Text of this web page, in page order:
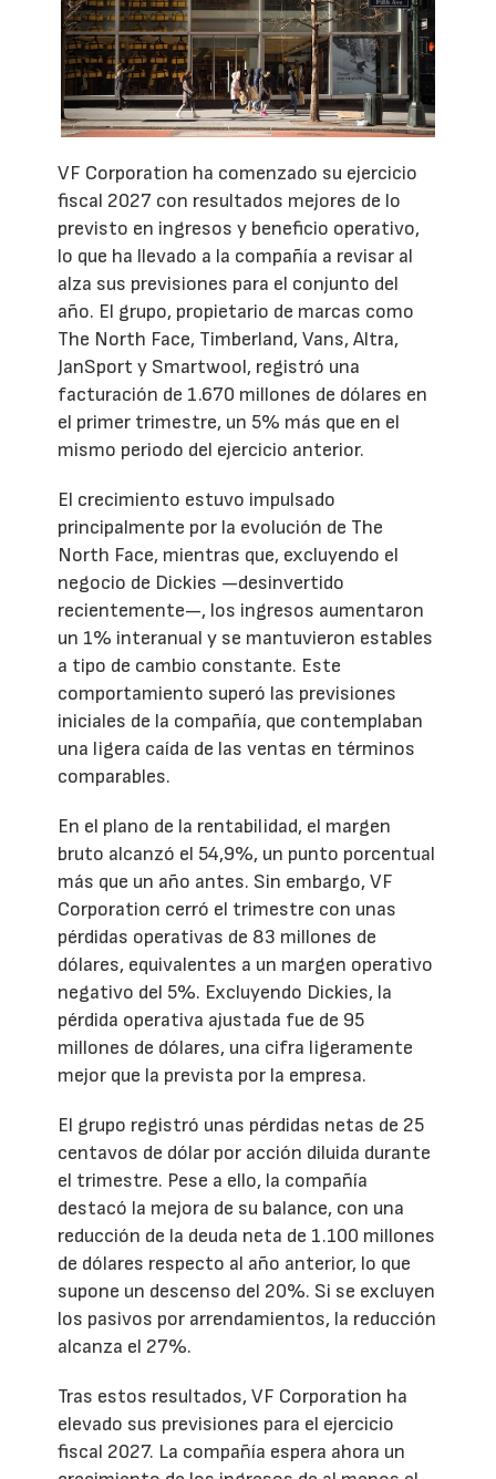
VF Corporation ha comenzado su ejercicio
fiscal 2027 con resultados mejores de lo
previsto en ingresos y beneficio operativo,
lo que ha llevado a la compañía a revisar al
alza sus previsiones para el conjunto del
año. El grupo, propietario de marcas como
The North Face, Timberland, Vans, Altra,
JanSport y Smartwool, registró una
facturación de 1.670 millones de dólares en
el primer trimestre, un 5% más que en el
mismo periodo del ejercicio anterior.
El crecimiento estuvo impulsado
principalmente por la evolución de The
North Face, mientras que, excluyendo el
negocio de Dickies —desinvertido
recientemente—, los ingresos aumentaron
un 1% interanual y se mantuvieron estables
a tipo de cambio constante. Este
comportamiento superó las previsiones
iniciales de la compañía, que contemplaban
una ligera caída de las ventas en términos
comparables.
En el plano de la rentabilidad, el margen
bruto alcanzó el 54,9%, un punto porcentual
más que un año antes. Sin embargo, VF
Corporation cerró el trimestre con unas
pérdidas operativas de 83 millones de
dólares, equivalentes a un margen operativo
negativo del 5%. Excluyendo Dickies, la
pérdida operativa ajustada fue de 95
millones de dólares, una cifra ligeramente
mejor que la prevista por la empresa.
El grupo registró unas pérdidas netas de 25
centavos de dólar por acción diluida durante
el trimestre. Pese a ello, la compañía
destacó la mejora de su balance, con una
reducción de la deuda neta de 1.100 millones
de dólares respecto al año anterior, lo que
supone un descenso del 20%. Si se excluyen
los pasivos por arrendamientos, la reducción
alcanza el 27%.
Tras estos resultados, VF Corporation ha
elevado sus previsiones para el ejercicio
fiscal 2027. La compañía espera ahora un